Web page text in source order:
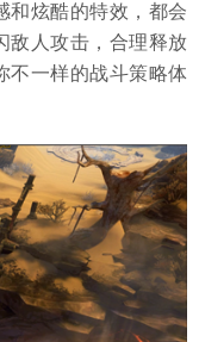
和炫酷的特效，都会
敌人攻击，合理释放
不一样的战斗策略体